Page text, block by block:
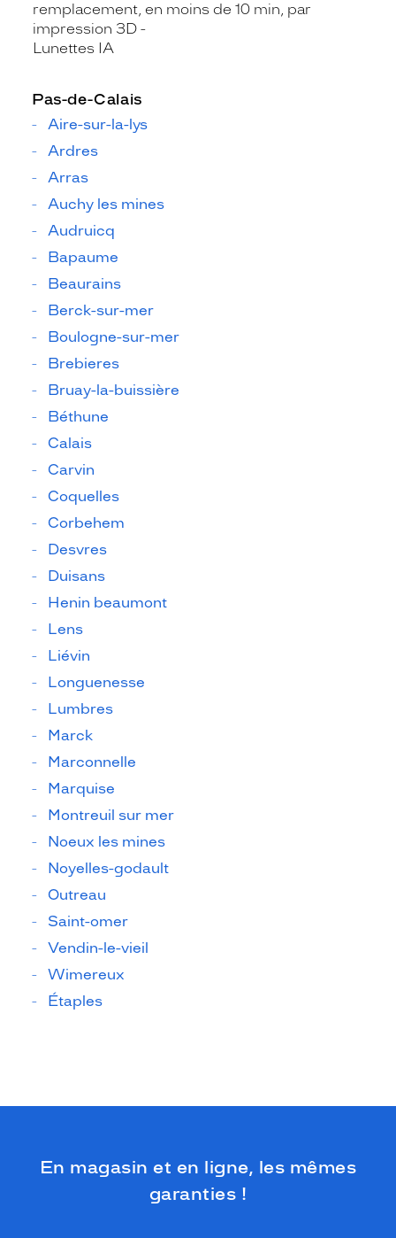
remplacement, en moins de 10 min, par
impression 3D
Lunettes IA
Pas-de-Calais
Aire-sur-la-lys
Ardres
Arras
Auchy les mines
Audruicq
Bapaume
Beaurains
Berck-sur-mer
Boulogne-sur-mer
Brebieres
Bruay-la-buissière
Béthune
Calais
Carvin
Coquelles
Corbehem
Desvres
Duisans
Henin beaumont
Lens
Liévin
Longuenesse
Lumbres
Marck
Marconnelle
Marquise
Montreuil sur mer
Noeux les mines
Noyelles-godault
Outreau
Saint-omer
Vendin-le-vieil
Wimereux
Étaples
En magasin et en ligne, les mêmes
garanties !